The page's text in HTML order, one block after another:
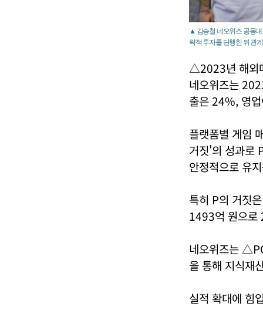
▲ 김승철 네오위즈 공동대
략적 투자를 단행한 뒤 관
△2023년 해외
네오위즈는
출은 24%, 영
플랫폼별 게임
거짓'의 성과로
안정적으로 유
특히 P의 거짓
1493억 원으
네오위즈는
을 통해 지식재
실적 확대에 힘